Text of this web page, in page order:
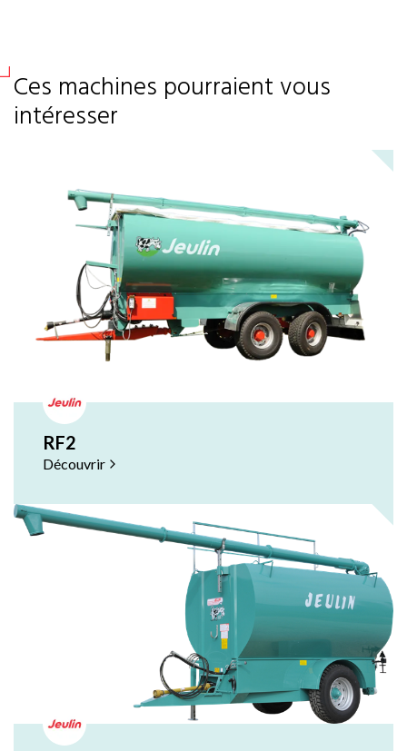
Ces machines pourraient vous
intéresser
RF2
Découvrir